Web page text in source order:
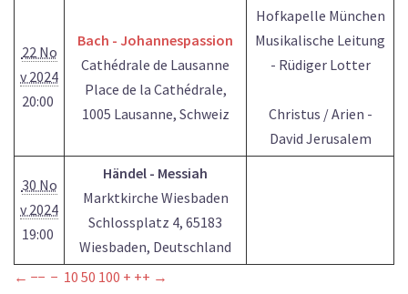
22 No
v 2024
20:00
Bach - Johannespassion
Cathédrale de Lausanne
Place de la Cathédrale,
1005 Lausanne, Schweiz
Hofkapelle München
Musikalische Leitung
- Rüdiger Lotter
Christus / Arien -
David Jerusalem
30 No
v 2024
19:00
Händel - Messiah
Marktkirche Wiesbaden
Schlossplatz 4, 65183
Wiesbaden, Deutschland
← −− − 10 50 100 + ++ →